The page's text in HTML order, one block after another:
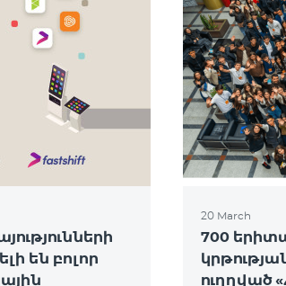
են բոլոր
20 March
700
ուղղված